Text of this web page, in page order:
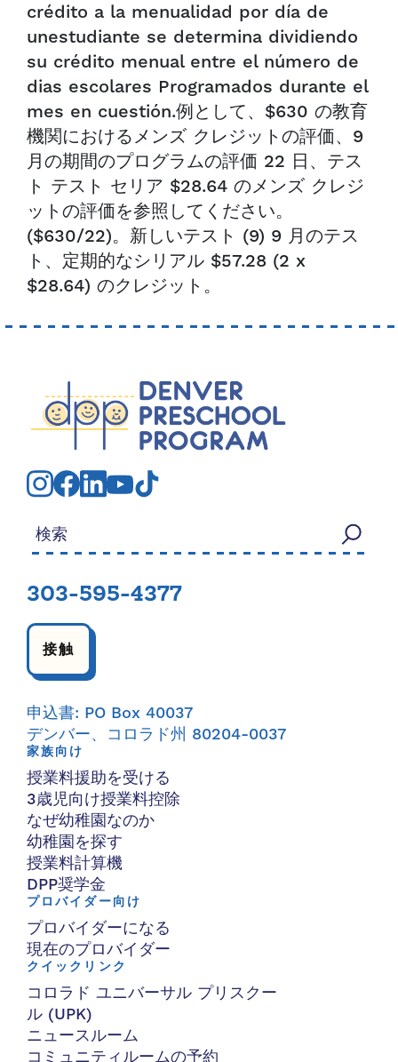
crédito a la menualidad por día de
unestudiante se determina dividiendo
su crédito menual entre el número de
dias escolares Programados durante el
mes en cuestión.例として、$630 の教育
機関におけるメンズ クレジットの評価、9
月の期間のプログラムの評価 22 日、テス
ト テスト セリア $28.64 のメンズ クレジ
ットの評価を参照してください。
($630/22)。新しいテスト (9) 9 月のテス
ト、定期的なシリアル $57.28 (2 x
$28.64) のクレジット。
検索する：
303-595-4377
接触
申込書: PO Box 40037
デンバー、コロラド州 80204-0037
家族向け
授業料援助を受ける
3歳児向け授業料控除
なぜ幼稚園なのか
幼稚園を探す
授業料計算機
DPP奨学金
プロバイダー向け
プロバイダーになる
現在のプロバイダー
クイックリンク
コロラド ユニバーサル プリスクー
ル (UPK)
ニュースルーム
コミュニティルームの予約